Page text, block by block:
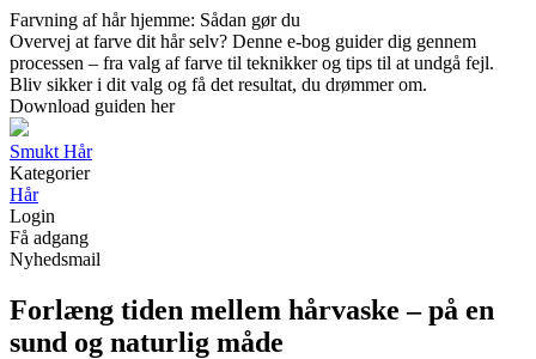
Farvning af hår hjemme: Sådan gør du
Overvej at farve dit hår selv? Denne e-bog guider dig gennem
processen – fra valg af farve til teknikker og tips til at undgå fejl.
Bliv sikker i dit valg og få det resultat, du drømmer om.
Download guiden her
Smukt Hår
Kategorier
Hår
Login
Få adgang
Nyhedsmail
Forlæng tiden mellem hårvaske – på en
sund og naturlig måde